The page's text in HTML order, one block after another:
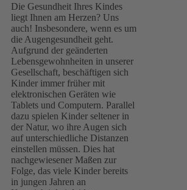
Die Gesundheit Ihres Kindes
liegt Ihnen am Herzen? Uns
auch! Insbesondere, wenn es um
die Augengesundheit geht.
Aufgrund der geänderten
Lebensgewohnheiten in unserer
Gesellschaft, beschäftigen sich
Kinder immer früher mit
elektronischen Geräten wie
Tablets und Computern. Parallel
dazu spielen Kinder seltener in
der Natur, wo ihre Augen sich
auf unterschiedliche Distanzen
einstellen müssen. Dies hat
nachgewiesener Maßen zur
Folge, das viele Kinder bereits
in jungen Jahren an